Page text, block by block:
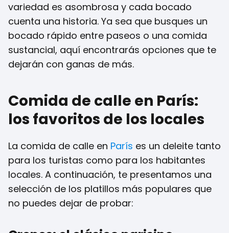
variedad es asombrosa y cada bocado
cuenta una historia. Ya sea que busques un
bocado rápido entre paseos o una comida
sustancial, aquí encontrarás opciones que te
dejarán con ganas de más.
Comida de calle en París:
los favoritos de los locales
La comida de calle en París es un deleite tanto
para los turistas como para los habitantes
locales. A continuación, te presentamos una
selección de los platillos más populares que
no puedes dejar de probar: